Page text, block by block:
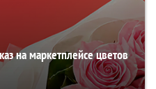
на маркетплейсе цветов